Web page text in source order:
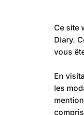
Ce site
Diary.
vous
En
les